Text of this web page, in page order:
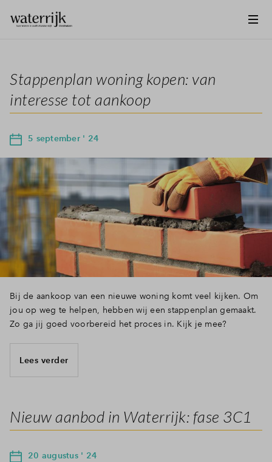
Stappenplan woning kopen: van
interesse tot aankoop
5 september ' 24
Bij de aankoop van een nieuwe woning komt veel kijken. Om
jou op weg te helpen, hebben wij een stappenplan gemaakt.
Zo ga jij goed voorbereid het proces in. Kijk je mee?
Lees verder
Nieuw aanbod in Waterrijk: fase 3C1
20 augustus ' 24